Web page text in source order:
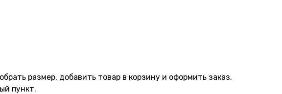
размер, добавить товар в корзину и оформить заказ.
пункт.